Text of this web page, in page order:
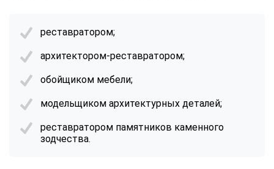
реставратором;
архитектором-реставратором;
обойщиком мебели;
модельщиком архитектурных деталей;
реставратором памятников каменного
зодчества.